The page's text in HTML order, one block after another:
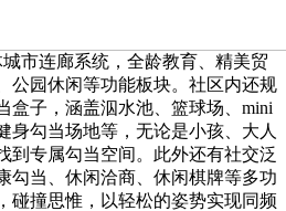
市连廊系统，全龄教育、精美贸
公园休闲等功能板块。社区内还规
盒子，涵盖泅水池、篮球场、mini
身勾当场地等，无论是小孩、大人
到专属勾当空间。此外还有社交泛
勾当、休闲洽商、休闲棋牌等多功
碰撞思惟，以轻松的姿势实现同频